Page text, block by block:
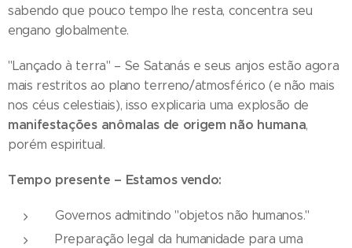
sabendo que pouco tempo lhe resta, concentra seu
engano globalmente.
"Lançado à terra" – Se Satanás e seus anjos estão agora
mais restritos ao plano terreno/atmosférico (e não mais
nos céus celestiais), isso explicaria uma explosão de
manifestações anômalas de origem não humana,
porém espiritual.
Tempo presente – Estamos vendo:
Governos admitindo "objetos não humanos."
Preparação legal da humanidade para uma